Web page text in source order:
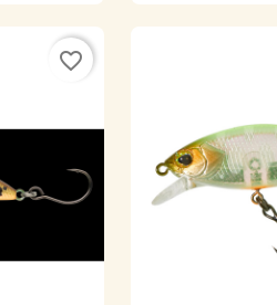
favorite_border